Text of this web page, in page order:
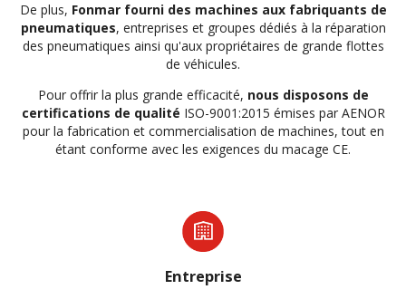
De plus, Fonmar fourni des machines aux fabriquants de
pneumatiques, entreprises et groupes dédiés à la réparation
des pneumatiques ainsi qu'aux propriétaires de grande flottes
de véhicules.
Pour offrir la plus grande efficacité, nous disposons de
certifications de qualité ISO-9001:2015 émises par AENOR
pour la fabrication et commercialisation de machines, tout en
étant conforme avec les exigences du macage CE.
Entreprise